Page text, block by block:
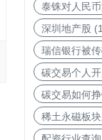
泰铢对人民
深圳地产股
瑞信银行被
碳交易个人
碳交易如何
稀土永磁板